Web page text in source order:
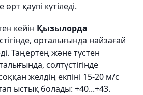
қаупі күтіледі.
кейін Қызылорда
орталығында найзағай
Таңертең және түстен
солтүстігінде
желдің екпіні 15-20 м/с
ыстық болады: +40...+43.